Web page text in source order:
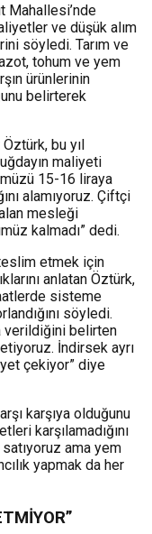
Mahallesi’nde
ve düşük alım
söyledi. Tarım ve
tohum ve yem
ürünlerinin
belirterek
bu yıl
maliyeti
15-16 liraya
alamıyoruz. Çiftçi
mesleği
kalmadı” dedi.
etmek için
anlatan Öztürk,
sisteme
söyledi.
verildiğini belirten
İndirsek ayrı
çekiyor” diye
karşıya olduğunu
karşılamadığını
ama yem
yapmak da her